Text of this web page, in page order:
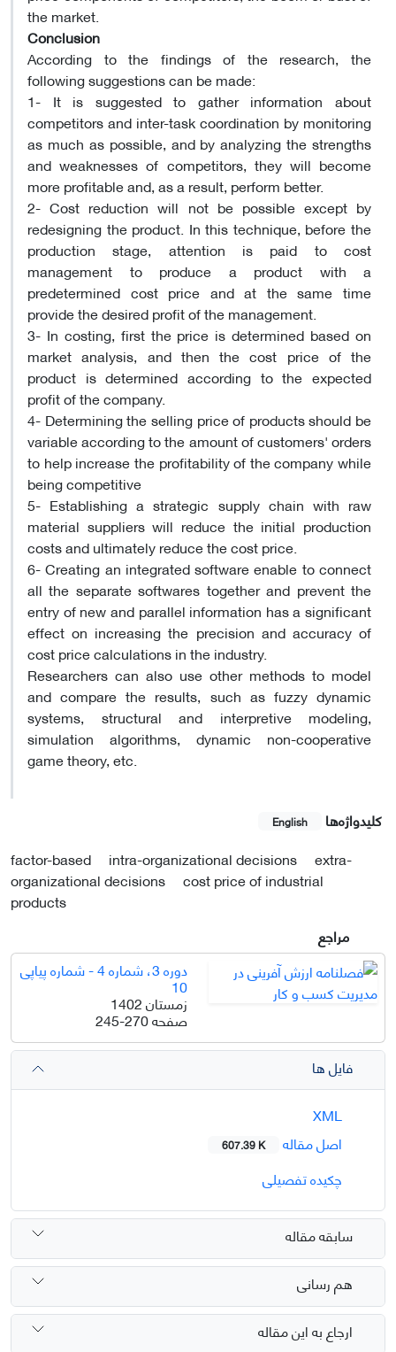
the market.
Conclusion
According to the findings of the research, the
following suggestions can be made:
1- It is suggested to gather information about
competitors and inter-task coordination by monitoring
as much as possible, and by analyzing the strengths
and weaknesses of competitors, they will become
more profitable and, as a result, perform better.
2- Cost reduction will not be possible except by
redesigning the product. In this technique, before the
production stage, attention is paid to cost
management to produce a product with a
predetermined cost price and at the same time
provide the desired profit of the management.
3- In costing, first the price is determined based on
market analysis, and then the cost price of the
product is determined according to the expected
profit of the company.
4- Determining the selling price of products should be
variable according to the amount of customers' orders
to help increase the profitability of the company while
being competitive
5- Establishing a strategic supply chain with raw
material suppliers will reduce the initial production
costs and ultimately reduce the cost price.
6- Creating an integrated software enable to connect
all the separate softwares together and prevent the
entry of new and parallel information has a significant
effect on increasing the precision and accuracy of
cost price calculations in the industry.
Researchers can also use other methods to model
and compare the results, such as fuzzy dynamic
systems, structural and interpretive modeling,
simulation algorithms, dynamic non-cooperative
game theory, etc.
کلیدواژه‌ها English
factor-based intra-organizational decisions
extra-
organizational decisions
cost price of industrial
products
مراجع
دوره 3، شماره 4 - شماره پیاپی
10
زمستان 1402
صفحه245-270
فایل ها
اصل مقاله
607.39 K
چکیده تفصیلی
سابقه مقاله
هم رسانی
ارجاع به این مقاله